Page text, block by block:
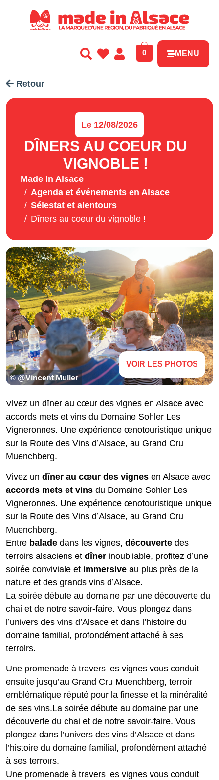
0 MENU
Retour
Le 12/08/2026
DÎNERS AU COEUR DU
VIGNOBLE !
Made In Alsace
Agenda et événements en Alsace
Sélestat et alentours
Dîners au coeur du vignoble !
© @Vincent Muller
VOIR LES PHOTOS
Vivez un dîner au cœur des vignes en Alsace avec
accords mets et vins du Domaine Sohler Les
Vigneronnes. Une expérience œnotouristique unique
sur la Route des Vins d’Alsace, au Grand Cru
Muenchberg.
Vivez un dîner au cœur des vignes en Alsace avec
accords mets et vins du Domaine Sohler Les
Vigneronnes. Une expérience œnotouristique unique
sur la Route des Vins d’Alsace, au Grand Cru
Muenchberg.
Entre balade dans les vignes, découverte des
terroirs alsaciens et dîner inoubliable, profitez d’une
soirée conviviale et immersive au plus près de la
nature et des grands vins d’Alsace.
La soirée débute au domaine par une découverte du
chai et de notre savoir-faire. Vous plongez dans
l’univers des vins d’Alsace et dans l’histoire du
domaine familial, profondément attaché à ses
terroirs.
Une promenade à travers les vignes vous conduit
ensuite jusqu’au Grand Cru Muenchberg, terroir
emblématique réputé pour la finesse et la minéralité
de ses vins.La soirée débute au domaine par une
découverte du chai et de notre savoir-faire. Vous
plongez dans l’univers des vins d’Alsace et dans
l’histoire du domaine familial, profondément attaché
à ses terroirs.
Une promenade à travers les vignes vous conduit